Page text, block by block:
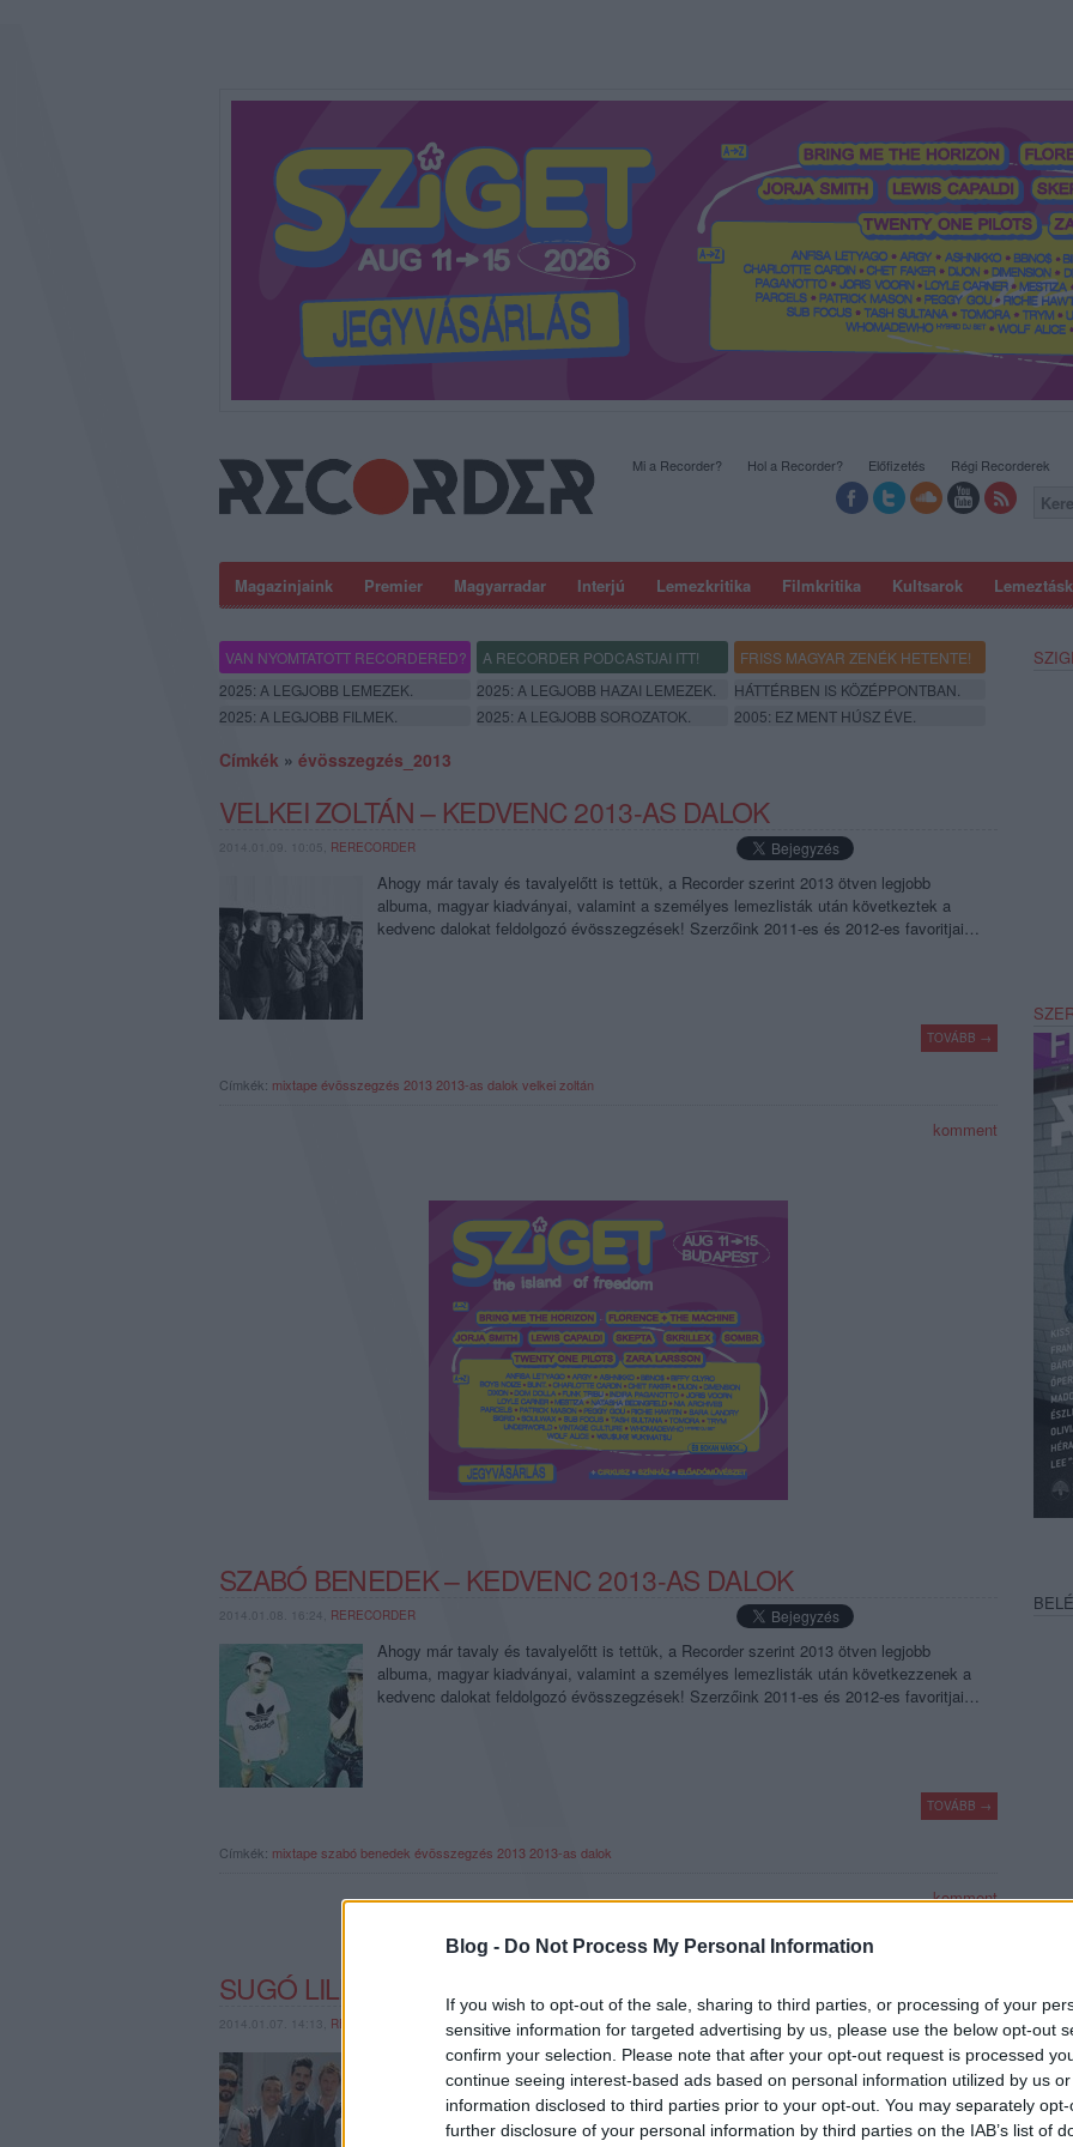
Blog - Do Not Process My Personal Information
If you wish to opt-out of the sale, sharing to third parties, or processing of your
sensitive information for targeted advertising by us, please use the below opt-out
confirm your selection. Please note that after your opt-out request is processed
continue seeing interest-based ads based on personal information utilized by us
information disclosed to third parties prior to your opt-out. You may separately
further disclosure of your personal information by third parties on the IAB’s list of
Magazinjaink Premier Magyarradar Interjú Lemezkritika Filmkritika Kultsarok
Mi a Recorder? Hol a Recorder? Előfizetés Régi Recorderek
VAN NYOMTATOTT RECORDERED? A RECORDER PODCASTJAI ITT!
FRISS MAGYAR ZENÉK HETENTE!
2025: A LEGJOBB LEMEZEK.
2025: A LEGJOBB HAZAI LEMEZEK.
HÁTTÉRBEN IS KÖZÉPPONTBAN.
2025: A LEGJOBB FILMEK.
2025: A LEGJOBB SOROZATOK. 2005: EZ MENT HÚSZ ÉVE.
Címkék » évösszegzés_2013
VELKEI ZOLTÁN – KEDVENC 2013-AS DALOK
2014.01.09. 10:05, RERECORDER
Ahogy már tavaly és tavalyelőtt is tettük, a Recorder szerint 2013 ötven legjobb
albuma, magyar kiadványai, valamint a személyes lemezlisták után következtek a
kedvenc dalokat feldolgozó évösszegzések! Szerzőink 2011-es és 2012-es favoritjai…
TOVÁBB →
Címkék: mixtapeévösszegzés 2013 2013-as dalok velkei zoltán
komment
SZABÓ BENEDEK – KEDVENC 2013-AS DALOK
2014.01.08. 16:24, RERECORDER
Ahogy már tavaly és tavalyelőtt is tettük, a Recorder szerint 2013 ötven legjobb
albuma, magyar kiadványai, valamint a személyes lemezlisták után következzenek a
kedvenc dalokat feldolgozó évösszegzések! Szerzőink 2011-es és 2012-es favoritjai…
TOVÁBB →
Címkék: mixtapeszabó benedek évösszegzés 2013 2013-as dalok
komment
SUGÓ LILLA – KEDVENC 2013-AS DALOK
2014.01.07. 14:13, RERECORDER
Ahogy már tavaly és tavalyelőtt is tettük, a Recorder szerint 2013 ötven legjobb
albuma, magyar kiadványai, valamint a személyes lemezlisták után következzenek a
kedvenc dalokat feldolgozó évösszegzések! Szerzőink 2011-es és 2012-es favoritjai…